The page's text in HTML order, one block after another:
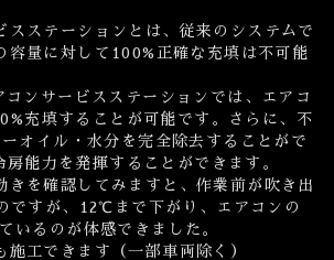
スステーションとは、従来のシステムで
容量に対して100%正確な充填は不可能
ンサービスステーションでは、エアコ
充填することが可能です。さらに、不
オイル・水分を完全除去することがで
房能力を発揮することができます。
きを確認してみますと、作業前が吹き出
ですが、12℃まで下がり、エアコンの
いるのが体感できました。
施工できます（一部車両除く）